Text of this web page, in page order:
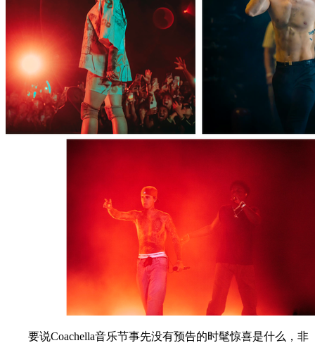
要说Coachella音乐节事先没有预告的时髦惊喜是什么，非